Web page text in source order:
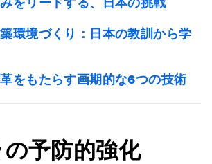
環境づくり：日本の教訓から学
をもたらす画期的な6つの技術
予防的強化